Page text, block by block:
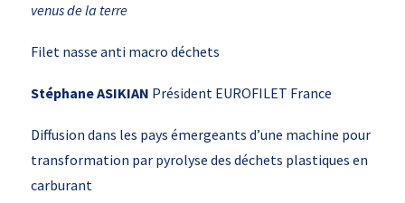
venus de la terre
Filet nasse anti macro déchets
Stéphane ASIKIAN Président EUROFILET France
Diffusion dans les pays émergeants d’une machine pour
transformation par pyrolyse des déchets plastiques en
carburant